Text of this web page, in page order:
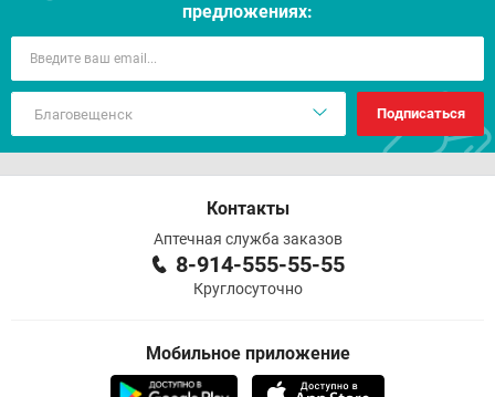
предложениях:
Подписаться
Контакты
Аптечная служба заказов
8-914-555-55-55
Круглосуточно
Мобильное приложение